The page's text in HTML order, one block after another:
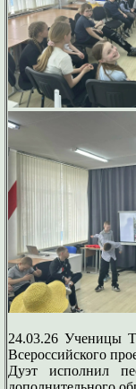
24.03.26 Ученицы
Всероссийского
Дуэт исполнил